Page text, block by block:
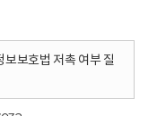
보호법 저촉 여부 질